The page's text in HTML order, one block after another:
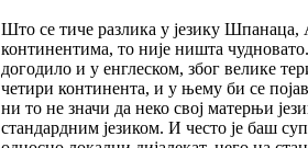
Што се тиче разлика у језику
континентима, то није ништа
догодило и у енглеском, због велике
четири континента, и у њему би се
ни то не значи да неко свој матерњи
стандардним језиком. И често је баш